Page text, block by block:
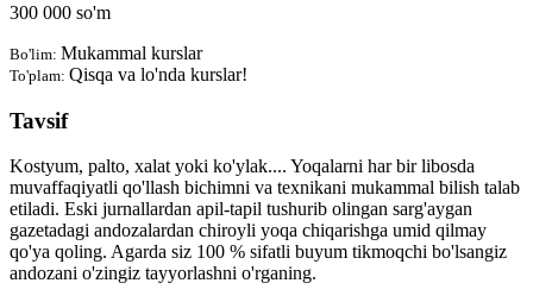
300 000 so'm
Bo'lim: Mukammal kurslar
To'plam: Qisqa va lo'nda kurslar!
Tavsif
Kostyum, palto, xalat yoki ko'ylak.... Yoqalarni har bir libosda
muvaffaqiyatli qo'llash bichimni va texnikani mukammal bilish talab
etiladi. Eski jurnallardan apil-tapil tushurib olingan sarg'aygan
gazetadagi andozalardan chiroyli yoqa chiqarishga umid qilmay
qo'ya qoling. Agarda siz 100 % sifatli buyum tikmoqchi bo'lsangiz
andozani o'zingiz tayyorlashni o'rganing.